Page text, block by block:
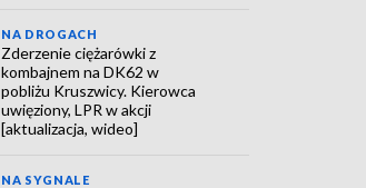
NA DROGACH
Zderzenie ciężarówki z
kombajnem na DK62 w
pobliżu Kruszwicy. Kierowca
uwięziony, LPR w akcji
[aktualizacja, wideo]
NA SYGNALE